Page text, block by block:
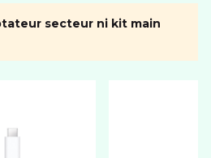
secteur ni kit main